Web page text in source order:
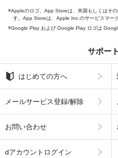
Appleのロゴ、App Storeは、米国もしくはそ
す。App Storeは、Apple Inc.のサービスマーク
Google Play および Google Play ロゴは
サポー
はじめての方へ
メールサービス登録/解除
お問い合わせ
dアカウントログイン